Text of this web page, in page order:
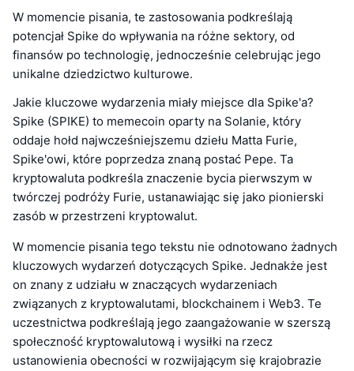
W momencie pisania, te zastosowania podkreślają
potencjał Spike do wpływania na różne sektory, od
finansów po technologię, jednocześnie celebrując jego
unikalne dziedzictwo kulturowe.
Jakie kluczowe wydarzenia miały miejsce dla Spike'a?
Spike (SPIKE) to memecoin oparty na Solanie, który
oddaje hołd najwcześniejszemu dziełu Matta Furie,
Spike'owi, które poprzedza znaną postać Pepe. Ta
kryptowaluta podkreśla znaczenie bycia pierwszym w
twórczej podróży Furie, ustanawiając się jako pionierski
zasób w przestrzeni kryptowalut.
W momencie pisania tego tekstu nie odnotowano żadnych
kluczowych wydarzeń dotyczących Spike. Jednakże jest
on znany z udziału w znaczących wydarzeniach
związanych z kryptowalutami, blockchainem i Web3. Te
uczestnictwa podkreślają jego zaangażowanie w szerszą
społeczność kryptowalutową i wysiłki na rzecz
ustanowienia obecności w rozwijającym się krajobrazie